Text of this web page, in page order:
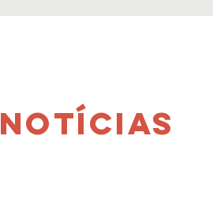
NOTÍCIAS